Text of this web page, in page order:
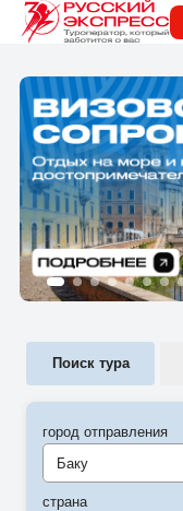
Поиск тура
город отправления
Баку
страна